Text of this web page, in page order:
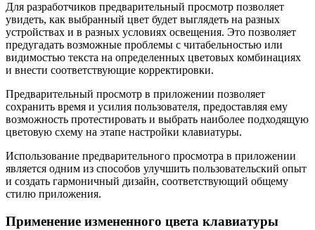
Для разработчиков предварительный просмотр позволяет
увидеть, как выбранный цвет будет выглядеть на разных
устройствах и в разных условиях освещения. Это позволяет
предугадать возможные проблемы с читабельностью или
видимостью текста на определенных цветовых комбинациях
и внести соответствующие корректировки.
Предварительный просмотр в приложении позволяет
сохранить время и усилия пользователя, предоставляя ему
возможность протестировать и выбрать наиболее подходящую
цветовую схему на этапе настройки клавиатуры.
Использование предварительного просмотра в приложении
является одним из способов улучшить пользовательский опыт
и создать гармоничный дизайн, соответствующий общему
стилю приложения.
Применение измененного цвета клавиатуры